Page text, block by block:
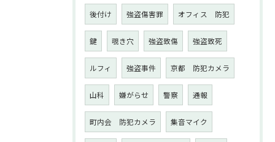
後付け 強盗傷害罪 オフィス 防犯
鍵 覗き穴 強盗致傷 強盗致死
ルフィ 強盗事件 京都 防犯カメラ
山科 嫌がらせ 警察 通報
町内会 防犯カメラ 集音マイク